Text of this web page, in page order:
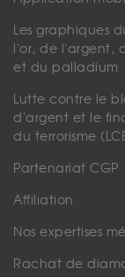
Les graphiques
l'or, de l'argent,
et du palladium
Lutte contre le
d'argent et le
du terrorisme
Partenariat CGP
Affiliation
Nos expertises
Rachat de